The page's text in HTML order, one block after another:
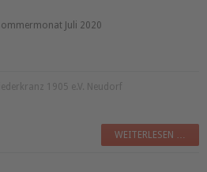
Juli 2020
1905 e.V. Neudorf
WEITERLESEN …